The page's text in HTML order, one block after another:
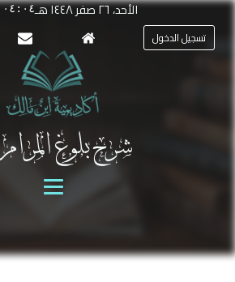
تسجيل الدخول
الأحد، ٢٦ صفر ١٤٤٨ هـ
شرح بلوغ المرام